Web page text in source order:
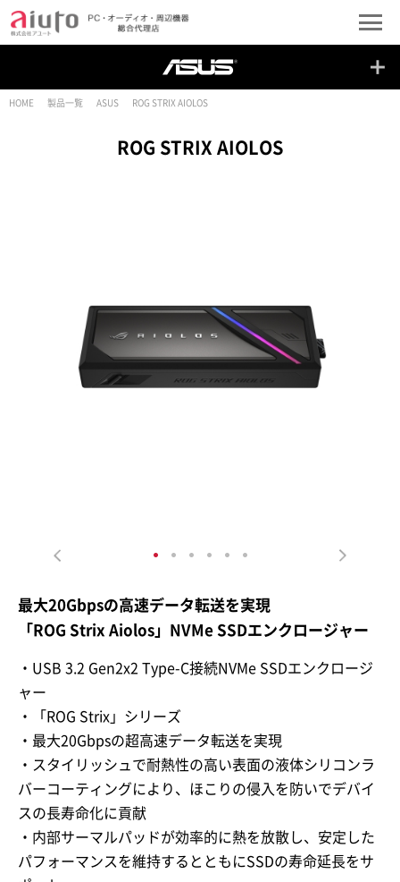
HOME 製品一覧 ASUS ROG STRIX AIOLOS
ROG STRIX AIOLOS
最大20Gbpsの高速データ転送を実現
「ROG Strix Aiolos」NVMe SSDエンクロージャー
・USB 3.2 Gen2x2 Type-C接続NVMe SSDエンクロージ
ャー
・「ROG Strix」シリーズ
・最大20Gbpsの超高速データ転送を実現
・スタイリッシュで耐熱性の高い表面の液体シリコンラ
バーコーティングにより、ほこりの侵入を防いでデバイ
スの長寿命化に貢献
・内部サーマルパッドが効率的に熱を放散し、安定した
パフォーマンスを維持するとともにSSDの寿命延長をサ